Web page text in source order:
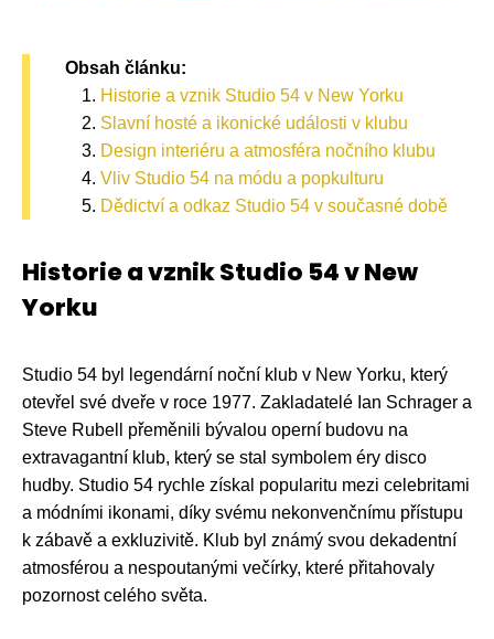
Obsah článku:
Historie a vznik Studio 54 v New Yorku
Slavní hosté a ikonické události v klubu
Design interiéru a atmosféra nočního klubu
Vliv Studio 54 na módu a popkulturu
Dědictví a odkaz Studio 54 v současné době
Historie a vznik Studio 54 v New
Yorku
Studio 54 byl legendární noční klub v New Yorku, který
otevřel své dveře v roce 1977. Zakladatelé Ian Schrager a
Steve Rubell přeměnili bývalou operní budovu na
extravagantní klub, který se stal symbolem éry disco
hudby. Studio 54 rychle získal popularitu mezi celebritami
a módními ikonami, díky svému nekonvenčnímu přístupu
k zábavě a exkluzivitě. Klub byl známý svou dekadentní
atmosférou a nespoutanými večírky, které přitahovaly
pozornost celého světa.